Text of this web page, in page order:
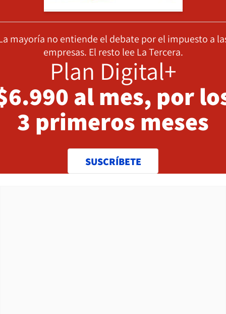
mayoría no entiende el debate por el impuesto a
empresas. El resto lee La Tercera.
Plan Digital+
al mes, por
3 primeros meses
SUSCRÍBETE